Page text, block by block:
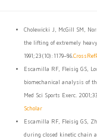
Cholewicki J, McGill SM,
the lifting of extremely
1991;23(10):1179–86.CrossRef
Escamilla RF, Fleisig GS,
biomechanical analysis of
Med Sci Sports Exerc.
Scholar
Escamilla RF, Fleisig GS,
during closed kinetic chain